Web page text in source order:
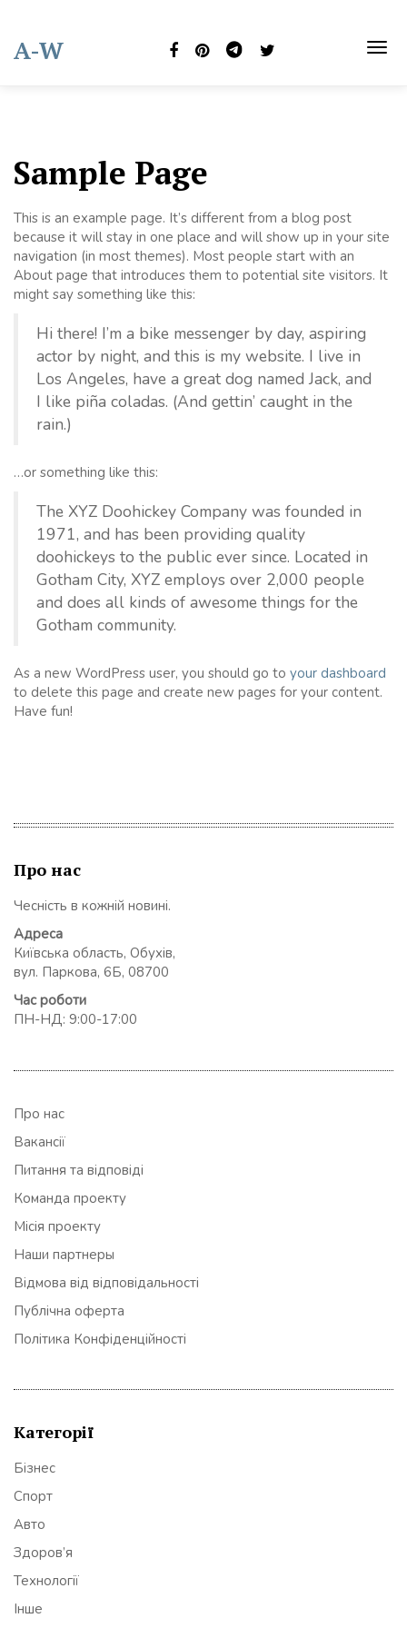
content
A-W
Sample Page
This is an example page. It’s different from a blog post
because it will stay in one place and will show up in your site
navigation (in most themes). Most people start with an
About page that introduces them to potential site visitors. It
might say something like this:
Hi there! I’m a bike messenger by day, aspiring
actor by night, and this is my website. I live in
Los Angeles, have a great dog named Jack, and
I like piña coladas. (And gettin’ caught in the
rain.)
…or something like this:
The XYZ Doohickey Company was founded in
1971, and has been providing quality
doohickeys to the public ever since. Located in
Gotham City, XYZ employs over 2,000 people
and does all kinds of awesome things for the
Gotham community.
As a new WordPress user, you should go to your dashboard
to delete this page and create new pages for your content.
Have fun!
Про нас
Чесність в кожній новині.
Адреса
Київська область, Обухів,
вул. Паркова, 6Б, 08700
Час роботи
ПН-НД: 9:00-17:00
Про нас
Вакансії
Питання та відповіді
Команда проекту
Місія проекту
Наши партнеры
Відмова від відповідальності
Публічна оферта
Політика Конфіденційності
Категорії
Бізнес
Спорт
Авто
Здоров’я
Технології
Інше